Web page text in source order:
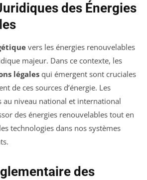
des Énergies
vers les énergies renouvelables
majeur. Dans ce contexte, les
légales qui émergent sont cruciales
de ces sources d’énergie. Les
au niveau national et international
des énergies renouvelables tout en
technologies dans nos systèmes
des